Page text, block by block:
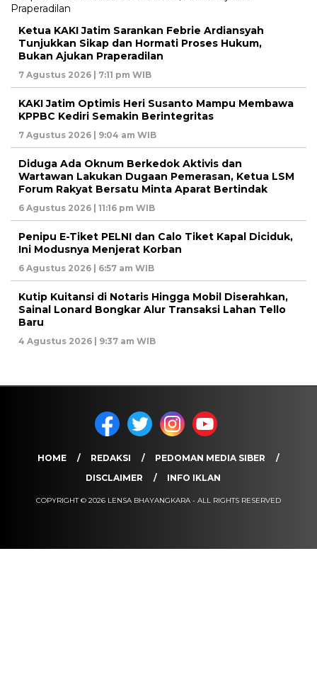
Ketua KAKI Jatim Sarankan Febrie Ardiansyah
Tunjukkan Sikap dan Hormati Proses Hukum,
Bukan Ajukan Praperadilan
7 Agustus 2026 | 7:11 pm WIB
KAKI Jatim Optimis Heri Susanto Mampu Membawa
KPPBC Kediri Semakin Berintegritas
7 Agustus 2026 | 9:04 am WIB
Diduga Ada Oknum Berkedok Aktivis dan
Wartawan Lakukan Dugaan Pemerasan, Ketua LSM
Forum Rakyat Bersatu Minta Aparat Bertindak
6 Agustus 2026 | 11:16 pm WIB
Penipu E-Tiket PELNI dan Calo Tiket Kapal Diciduk,
Ini Modusnya Menjerat Korban
6 Agustus 2026 | 6:57 am WIB
Kutip Kuitansi di Notaris Hingga Mobil Diserahkan,
Sainal Lonard Bongkar Alur Transaksi Lahan Tello
Baru
4 Agustus 2026 | 9:37 am WIB
HOME REDAKSI
PEDOMAN MEDIA SIBER
DISCLAIMER
INFO IKLAN
COPYRIGHT © 2026 LENSA BHAYANGKARA - ALL RIGHTS RESERVED